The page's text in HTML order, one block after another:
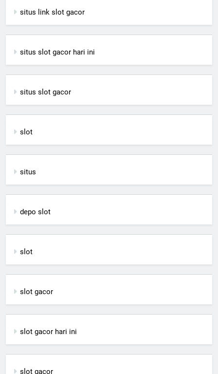
situs link slot gacor
situs slot gacor hari ini
situs slot gacor
slot
situs
depo slot
slot
slot gacor
slot gacor hari ini
slot gacor